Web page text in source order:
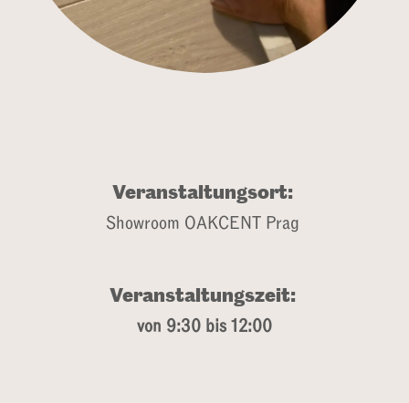
Veranstaltungsort:
Showroom OAKCENT Prag
Veranstaltungszeit:
von 9:30 bis 12:00